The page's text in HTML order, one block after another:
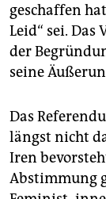
geschaffen
Leid“ sei. Das
der
seine
Das
längst nicht
Iren
Abstimmung